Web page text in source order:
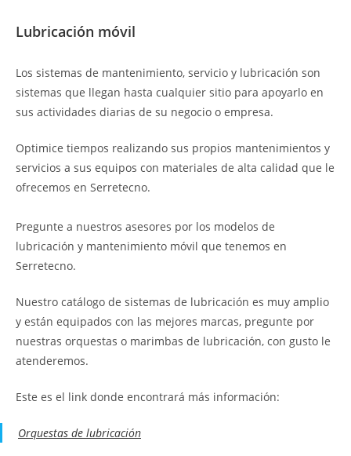
Lubricación móvil
Los sistemas de mantenimiento, servicio y lubricación son
sistemas que llegan hasta cualquier sitio para apoyarlo en
sus actividades diarias de su negocio o empresa.
Optimice tiempos realizando sus propios mantenimientos y
servicios a sus equipos con materiales de alta calidad que le
ofrecemos en Serretecno.
Pregunte a nuestros asesores por los modelos de
lubricación y mantenimiento móvil que tenemos en
Serretecno.
Nuestro catálogo de sistemas de lubricación es muy amplio
y están equipados con las mejores marcas, pregunte por
nuestras orquestas o marimbas de lubricación, con gusto le
atenderemos.
Este es el link donde encontrará más información:
Orquestas de lubricación